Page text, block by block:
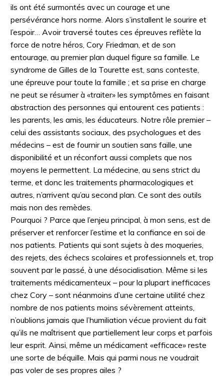
ils ont été surmontés avec un courage et une
persévérance hors norme. Alors s’installent le sourire et
l’espoir… Avoir traversé toutes ces épreuves reflète la
force de notre héros, Cory Friedman, et de son
entourage, au premier plan duquel figure sa famille. Le
syndrome de Gilles de la Tourette est, sans conteste,
une épreuve pour toute la famille ; et sa prise en charge
ne peut se résumer à «traiter» les symptômes en faisant
abstraction des personnes qui entourent ces patients :
les parents, les amis, les éducateurs. Notre rôle premier –
celui des assistants sociaux, des psychologues et des
médecins – est de fournir un soutien sans faille, une
disponibilité et un réconfort aussi complets que nos
moyens le permettent. La médecine, au sens strict du
terme, et donc les traitements pharmacologiques et
autres, n’arrivent qu’au second plan. Ce sont des outils
mais non des remèdes.
Pourquoi ? Parce que l’enjeu principal, à mon sens, est de
préserver et renforcer l’estime et la confiance en soi de
nos patients. Patients qui sont sujets à des moqueries,
des rejets, des échecs scolaires et professionnels et, trop
souvent par le passé, à une désocialisation. Même si les
traitements médicamenteux – pour la plupart inefficaces
chez Cory – sont néanmoins d’une certaine utilité chez
nombre de nos patients moins sévèrement atteints,
n’oublions jamais que l’humiliation vécue provient du fait
qu’ils ne maîtrisent que partiellement leur corps et parfois
leur esprit. Ainsi, même un médicament «efficace» reste
une sorte de béquille. Mais qui parmi nous ne voudrait
pas voler de ses propres ailes ?